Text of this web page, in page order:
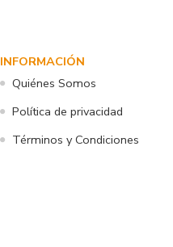
INFORMACIÓN
Quiénes Somos
Política de privacidad
Términos y Condiciones